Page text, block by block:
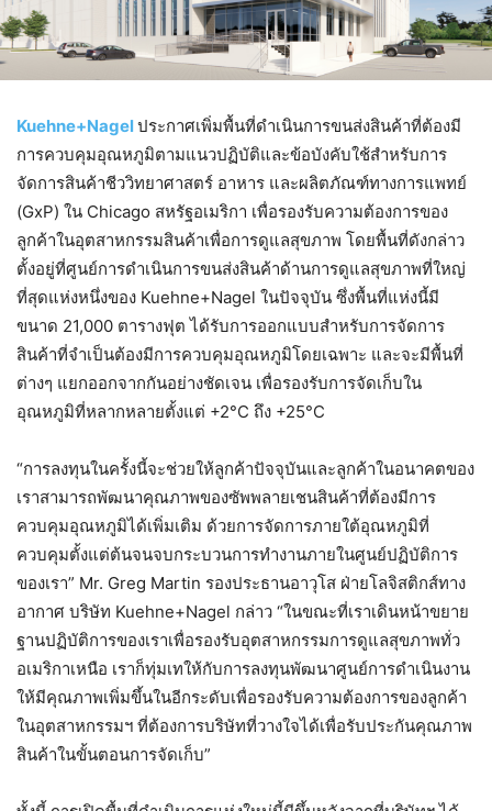
Kuehne+Nagelประกาศเพิ่มพื้นที่ดำเนินการขนส่งสินค้าที่ต้องมี
การควบคุมอุณหภูมิตามแนวปฏิบัติและข้อบังคับใช้สำหรับการ
จัดการสินค้าชีววิทยาศาสตร์ อาหาร และผลิตภัณฑ์ทางการแพทย์
(GxP) ใน Chicago สหรัฐอเมริกา เพื่อรองรับความต้องการของ
ลูกค้าในอุตสาหกรรมสินค้าเพื่อการดูแลสุขภาพ โดยพื้นที่ดังกล่าว
ตั้งอยู่ที่ศูนย์การดำเนินการขนส่งสินค้าด้านการดูแลสุขภาพที่ใหญ่
ที่สุดแห่งหนึ่งของ Kuehne+Nagel ในปัจจุบัน ซึ่งพื้นที่แห่งนี้มี
ขนาด 21,000 ตารางฟุต ได้รับการออกแบบสำหรับการจัดการ
สินค้าที่จำเป็นต้องมีการควบคุมอุณหภูมิโดยเฉพาะ และจะมีพื้นที่
ต่างๆ แยกออกจากกันอย่างชัดเจน เพื่อรองรับการจัดเก็บใน
อุณหภูมิที่หลากหลายตั้งแต่ +2°C ถึง +25°C
“การลงทุนในครั้งนี้จะช่วยให้ลูกค้าปัจจุบันและลูกค้าในอนาคตของ
เราสามารถพัฒนาคุณภาพของซัพพลายเชนสินค้าที่ต้องมีการ
ควบคุมอุณหภูมิได้เพิ่มเติม ด้วยการจัดการภายใต้อุณหภูมิที่
ควบคุมตั้งแต่ต้นจนจบกระบวนการทำงานภายในศูนย์ปฏิบัติการ
ของเรา” Mr. Greg Martin รองประธานอาวุโส ฝ่ายโลจิสติกส์ทาง
อากาศ บริษัท Kuehne+Nagel กล่าว “ในขณะที่เราเดินหน้าขยาย
ฐานปฏิบัติการของเราเพื่อรองรับอุตสาหกรรมการดูแลสุขภาพทั่ว
อเมริกาเหนือ เราก็ทุ่มเทให้กับการลงทุนพัฒนาศูนย์การดำเนินงาน
ให้มีคุณภาพเพิ่มขึ้นในอีกระดับเพื่อรองรับความต้องการของลูกค้า
ในอุตสาหกรรมฯ ที่ต้องการบริษัทที่วางใจได้เพื่อรับประกันคุณภาพ
สินค้าในขั้นตอนการจัดเก็บ”